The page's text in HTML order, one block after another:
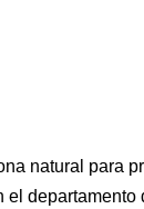
natural para
el departamento